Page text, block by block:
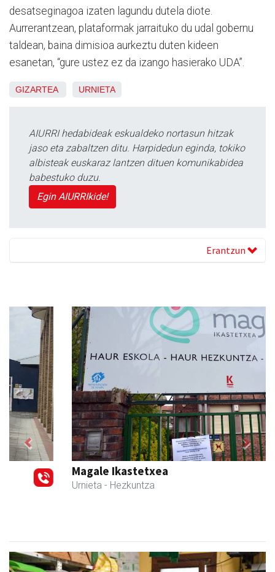
desatseginagoa izaten lagundu dutela diote.
Aurrerantzean, plataformak jarraituko du udal gobernu
taldean, baina dimisioa aurkeztu duten kideen
esanetan, “gure ustez ez da izango hasierako UDA”.
GIZARTEA URNIETA
AIURRI hedabideak eskualdeko nortasun hitzak
jaso eta zabaltzen ditu. Harpidedun eginda, tokiko
albisteak euskaraz lantzen dituen komunikabidea
babestuko duzu.
Egin AIURRIkide!
Erantzun
Magale Ikastetxea
Urnieta - Hezkuntza
Previous Next